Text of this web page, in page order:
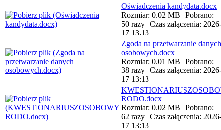
Oświadczenia kandydata.docx
Rozmiar: 0.02 MB | Pobrano:
50 razy | Czas załączenia:
17 13:13
Zgoda na przetwarzanie danych
osobowych.docx
Rozmiar: 0.01 MB | Pobrano:
38 razy | Czas załączenia:
17 13:13
RODO.docx
Rozmiar: 0.02 MB | Pobrano:
62 razy | Czas załączenia:
17 13:13